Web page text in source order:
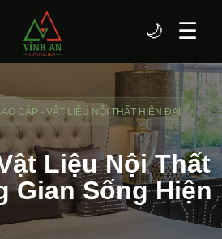
☰
🌙
CẤP - VẬT LIỆU NỘI THẤT HIỆN ĐẠI
Liệu Nội Thất
Gian Sống Hiện